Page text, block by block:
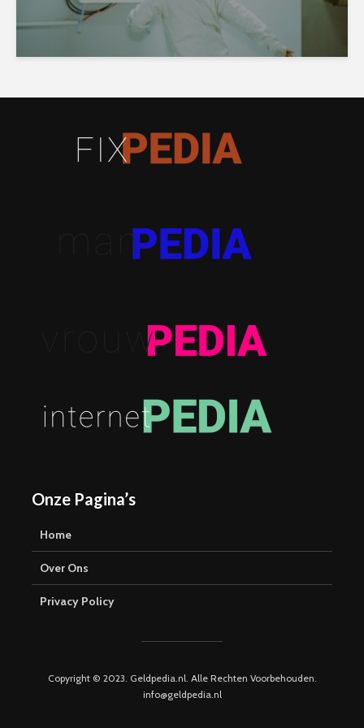
Onze Pagina’s
Home
Over Ons
Privacy Policy
Copyright © 2023. Geldpedia.nl. Alle Rechten Voorbehouden.
info@geldpedia.nl